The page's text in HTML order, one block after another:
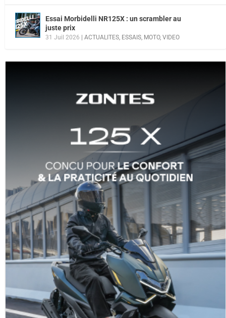
Essai Morbidelli NR125X : un scrambler au
juste prix
31 Juil 2026 ACTUALITES, ESSAIS, MOTO, VIDEO